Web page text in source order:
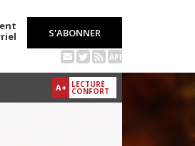
S'ABONNER
API
A+ LECTURE
CONFORT